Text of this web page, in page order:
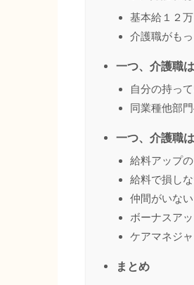
基本給１２
介護職がも
一つ、介護職
自分の持っ
同業種他部
一つ、介護職
給料アップ
給料で損し
仲間がいな
ボーナスア
ケアマネジ
まとめ